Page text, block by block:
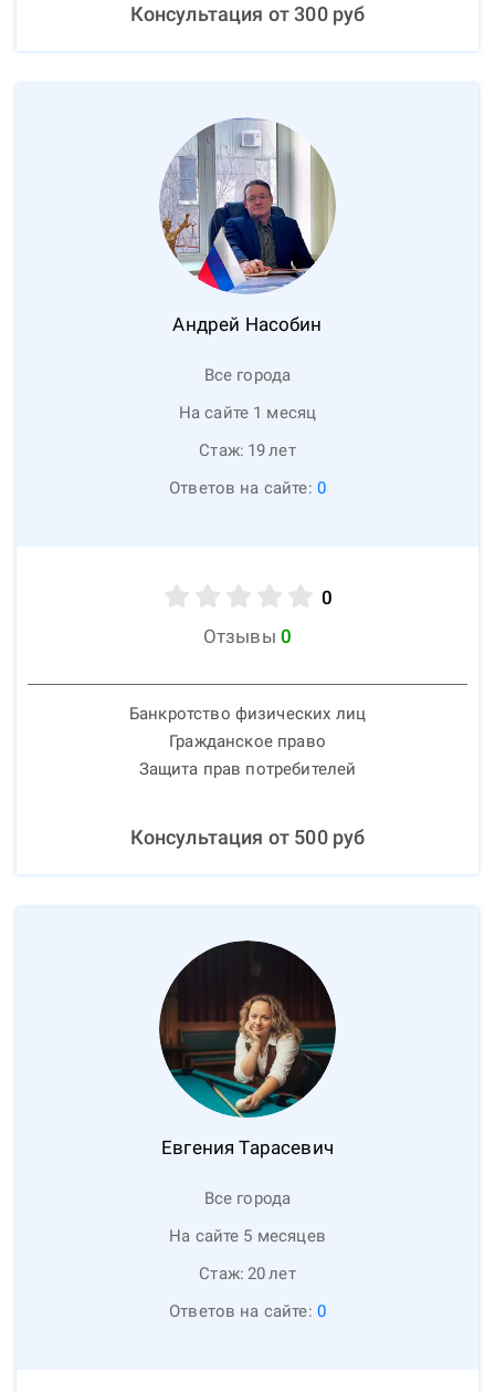
Консультация от300руб
Андрей Насобин
Все города
На сайте 1 месяц
Стаж: 19лет
Ответов на сайте: 0
0
Отзывы 0
Банкротство физических лиц
Гражданское право
Защита прав потребителей
Консультация от 500руб
Евгения Тарасевич
Все города
На сайте 5 месяцев
Стаж: 20лет
Ответов на сайте: 0